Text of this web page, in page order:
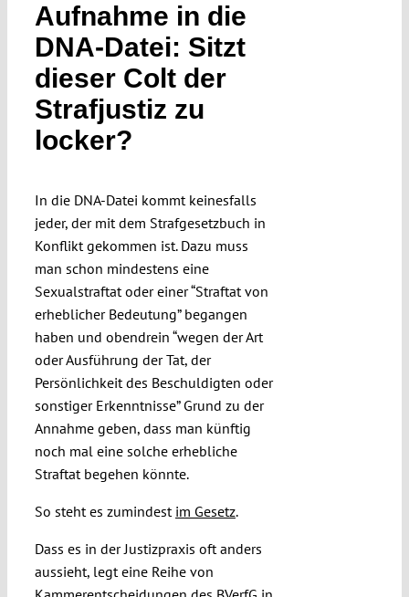
Verfassungs
editorial
Funding
Projects
Aufnahme in die
DNA-Datei: Sitzt
dieser Colt der
Strafjustiz zu
locker?
In die DNA-Datei kommt keinesfalls
jeder, der mit dem Strafgesetzbuch in
Konflikt gekommen ist. Dazu muss
man schon mindestens eine
Sexualstraftat oder einer “Straftat von
erheblicher Bedeutung” begangen
haben und obendrein “wegen der Art
oder Ausführung der Tat, der
Persönlichkeit des Beschuldigten oder
sonstiger Erkenntnisse” Grund zu der
Annahme geben, dass man künftig
noch mal eine solche erhebliche
Straftat begehen könnte.
So steht es zumindest im Gesetz.
Dass es in der Justizpraxis oft anders
aussieht, legt eine Reihe von